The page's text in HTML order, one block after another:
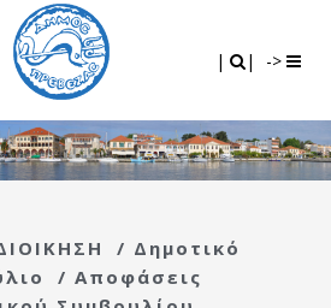
| | ->
/ Δημοτικό
/ Αποφάσεις